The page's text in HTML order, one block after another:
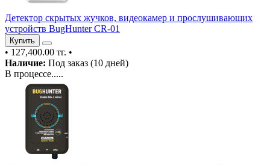
Детектор скрытых жучков, видеокамер и прослушивающих
устройств BugHunter CR-01
Купить
• 127,400.00 тг. •
Наличие: Под заказ (10 дней)
В процессе.....